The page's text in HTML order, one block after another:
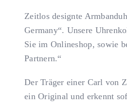
Zeitlos designte
Germany“. Unsere
Sie im Onlineshop, sowie
Partnern.“
Der Träger einer Carl von
ein Original und erkennt